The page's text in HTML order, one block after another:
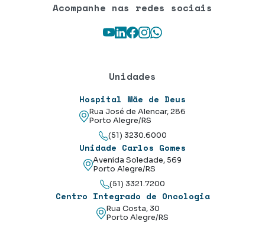
Acompanhe nas redes sociais
Youtube
LinkedIn
Facebook
Instagram
WhatsApp
Unidades
Hospital Mãe de Deus
Rua José de Alencar, 286
Porto Alegre/RS
(51) 3230.6000
Unidade Carlos Gomes
Avenida Soledade, 569
Porto Alegre/RS
(51) 3321.7200
Centro Integrado de Oncologia
Rua Costa, 30
Porto Alegre/RS